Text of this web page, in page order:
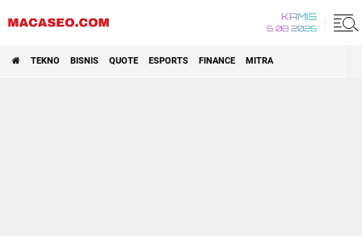
KAMIS
6 08 2026
TEKNO BISNIS QUOTE ESPORTS FINANCE MITRA